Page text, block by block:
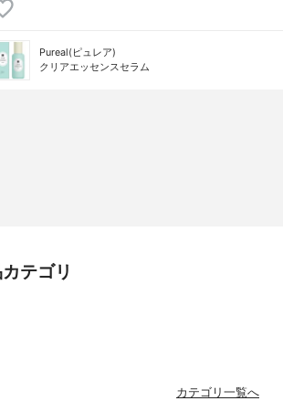
Pureal(ピュレア)
クリアエッセンスセラム
テゴリ
カテゴリ一覧へ